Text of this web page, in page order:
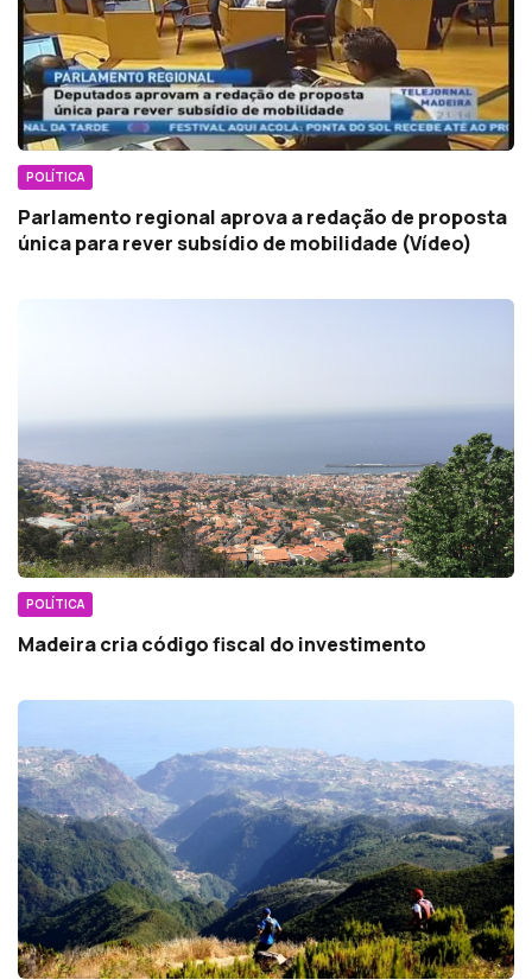
POLÍTICA
Parlamento regional aprova a redação de proposta
única para rever subsídio de mobilidade (Vídeo)
POLÍTICA
Madeira cria código fiscal do investimento